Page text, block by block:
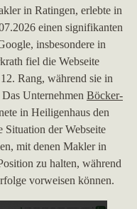
in Ratingen, erlebte in
einen signifikanten
insbesondere in
fiel die Webseite
Rang, während sie in
Unternehmen Böcker-
in Heiligenhaus den
Situation der Webseite
mit denen Makler in
zu halten, während
vorweisen können.